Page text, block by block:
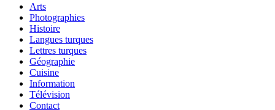
Arts
Photographies
Histoire
Langues turques
Lettres turques
Géographie
Cuisine
Information
Télévision
Contact